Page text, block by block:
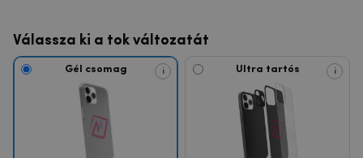
Válassza ki a tok változatát
Gél csomag i Ultra tartós i